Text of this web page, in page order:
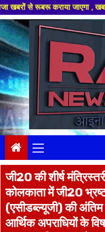
जाएगा , खबर ओर विज्ञापन
Skip
to
content
Menu
जी20 की शीर्ष
कोलकाता में जी20
(एसीडब्ल्यूजी) की
आर्थिक अपराधियों के